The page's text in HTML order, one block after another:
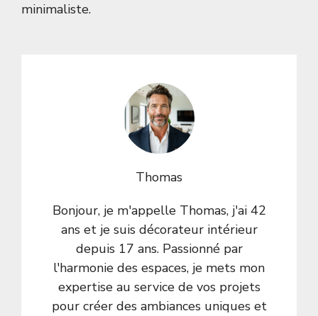
minimaliste.
Thomas
Bonjour, je m'appelle Thomas, j'ai 42
ans et je suis décorateur intérieur
depuis 17 ans. Passionné par
l'harmonie des espaces, je mets mon
expertise au service de vos projets
pour créer des ambiances uniques et